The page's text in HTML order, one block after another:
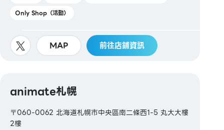
Only Shop（活動）
MAP 前往店鋪資訊
animate札幌
〒060-0062 北海道札幌市中央區南二條西1-5 丸大大樓
2樓